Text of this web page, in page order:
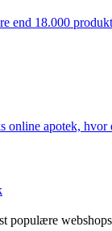
end 18.000
online apotek, hvor
populære